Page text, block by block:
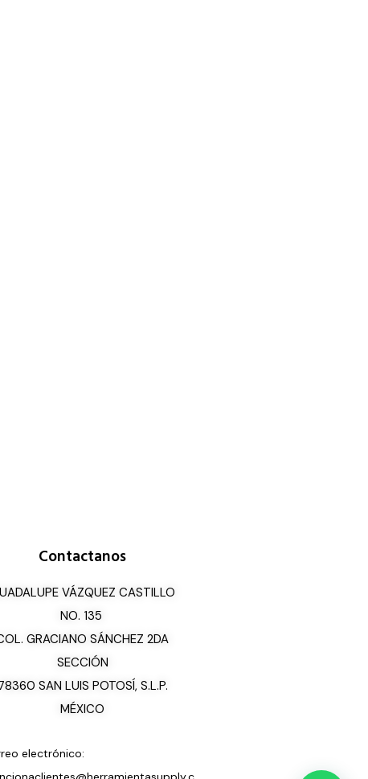
Contactanos
VÁZQUEZ CASTILLO
NO. 135
GRACIANO SÁNCHEZ 2DA
SECCIÓN
SAN LUIS POTOSÍ, S.L.P.
MÉXICO
electrónico: